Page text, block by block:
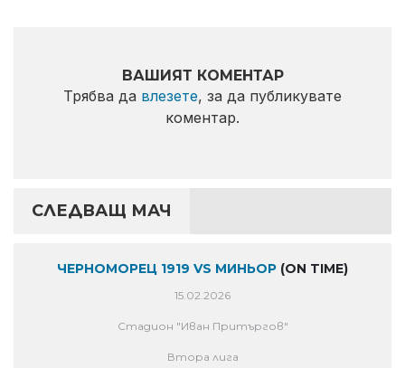
ВАШИЯТ КОМЕНТАР
Трябва да влезете, за да публикувате
коментар.
СЛЕДВАЩ МАЧ
ЧЕРНОМОРЕЦ 1919 VS МИНЬОР (ON TIME)
15.02.2026
Стадион "Иван Притъргов"
Втора лига